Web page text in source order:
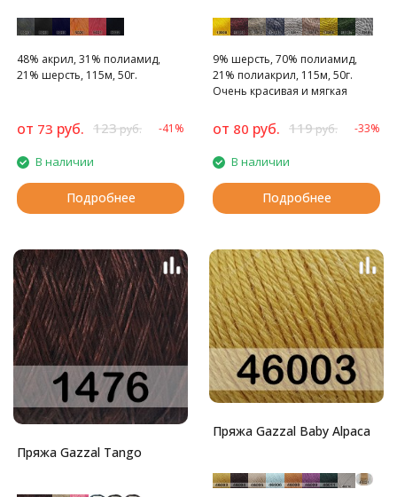
48% акрил, 31% полиамид,
21% шерсть, 115м, 50г.
от 73 руб. 123руб. -41%
В наличии
Подробнее
9% шерсть, 70% полиамид,
21% полиакрил, 115м, 50г.
Очень красивая и мягкая
праздничных вещей,
представляет собой
полиамидный шнурочек с
ворсом - шерстью мериноса и
акрилом.
от 80 руб. 119руб. -33%
В наличии
Подробнее
Пряжа Gazzal Tango
Пряжа Gazzal Baby Alpaca